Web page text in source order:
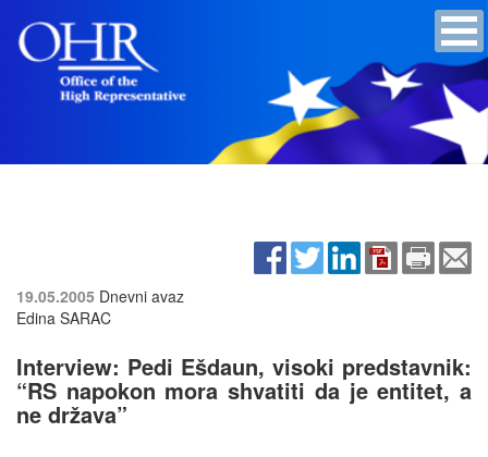
19.05.2005 Dnevni avaz
Edina SARAC
Interview: Pedi Ešdaun, visoki predstavnik:
“RS napokon mora shvatiti da je entitet, a
ne država”